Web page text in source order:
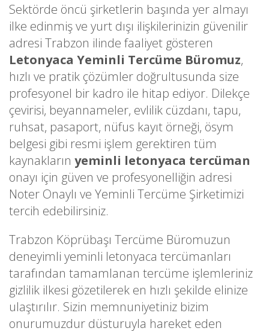
Sektörde öncü şirketlerin başında yer almayı
ilke edinmiş ve yurt dışı ilişkilerinizin güvenilir
adresi Trabzon ilinde faaliyet gösteren
Letonyaca Yeminli Tercüme Büromuz,
hızlı ve pratik çözümler doğrultusunda size
profesyonel bir kadro ile hitap ediyor. Dilekçe
çevirisi, beyannameler, evlilik cüzdanı, tapu,
ruhsat, pasaport, nüfus kayıt örneği, ösym
belgesi gibi resmi işlem gerektiren tüm
kaynakların yeminli letonyaca tercüman
onayı için güven ve profesyonelliğin adresi
Noter Onaylı ve Yeminli Tercüme Şirketimizi
tercih edebilirsiniz.
Trabzon Köprübaşı Tercüme Büromuzun
deneyimli yeminli letonyaca tercümanları
tarafından tamamlanan tercüme işlemleriniz
gizlilik ilkesi gözetilerek en hızlı şekilde elinize
ulaştırılır. Sizin memnuniyetiniz bizim
onurumuzdur düsturuyla hareket eden